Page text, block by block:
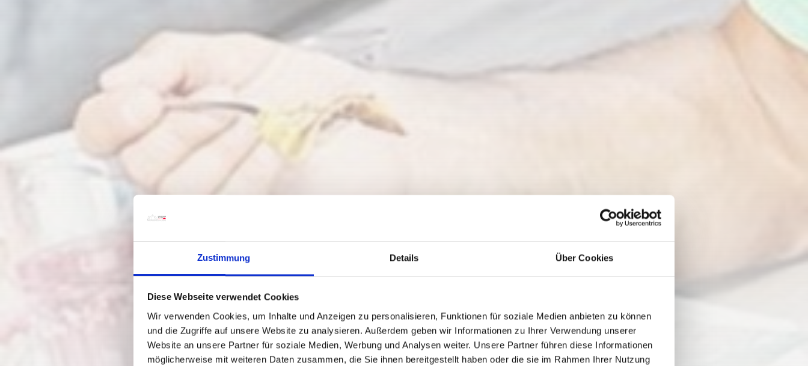
Zustimmung Details Über Cookies
Diese Webseite verwendet Cookies
Wir verwenden Cookies, um Inhalte und Anzeigen zu personalisieren, Funktionen für soziale Medien anbieten zu können
und die Zugriffe auf unsere Website zu analysieren. Außerdem geben wir Informationen zu Ihrer Verwendung unserer
Website an unsere Partner für soziale Medien, Werbung und Analysen weiter. Unsere Partner führen diese Informationen
möglicherweise mit weiteren Daten zusammen, die Sie ihnen bereitgestellt haben oder die sie im Rahmen Ihrer Nutzung